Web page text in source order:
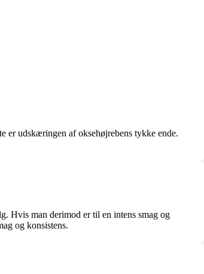
er udskæringen af oksehøjrebens tykke ende.
Hvis man derimod er til en intens smag og
og konsistens.